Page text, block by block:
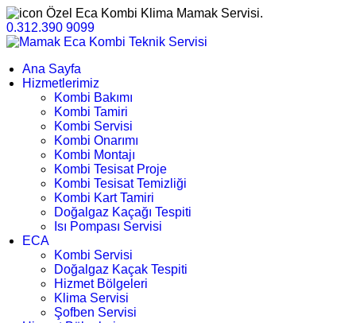
Özel Eca Kombi Klima Mamak Servisi.
0.312.390 9099
Ana Sayfa
Hizmetlerimiz
Kombi Bakımı
Kombi Tamiri
Kombi Servisi
Kombi Onarımı
Kombi Montajı
Kombi Tesisat Proje
Kombi Tesisat Temizliği
Kombi Kart Tamiri
Doğalgaz Kaçağı Tespiti
Isı Pompası Servisi
ECA
Kombi Servisi
Doğalgaz Kaçak Tespiti
Hizmet Bölgeleri
Klima Servisi
Şofben Servisi